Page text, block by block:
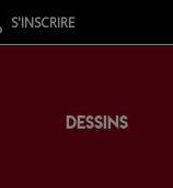
S'INSCRIRE
DESSINS